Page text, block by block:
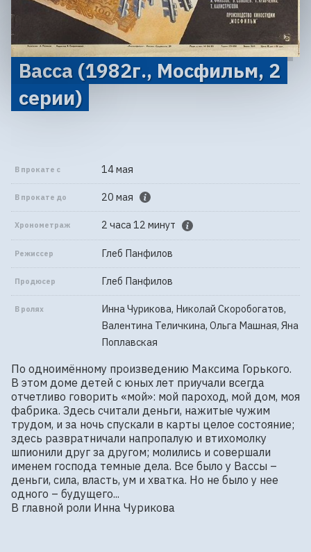
Васса (1982г., Мосфильм, 2
серии)
В прокате с 14 мая
В прокате до 20 мая
Хронометраж 2 часа 12 минут
Режиссер Глеб Панфилов
Продюсер Глеб Панфилов
В ролях
Инна Чурикова, Николай Скоробогатов,
Валентина Теличкина, Ольга Машная, Яна
Поплавская
По одноимённому произведению Максима Горького.
В этом доме детей с юных лет приучали всегда
отчетливо говорить «мой»: мой пароход, мой дом, моя
фабрика. Здесь считали деньги, нажитые чужим
трудом, и за ночь спускали в карты целое состояние;
здесь развратничали напропалую и втихомолку
шпионили друг за другом; молились и совершали
именем господа темные дела. Все было у Вассы –
деньги, сила, власть, ум и хватка. Но не было у нее
одного – будущего...
В главной роли Инна Чурикова